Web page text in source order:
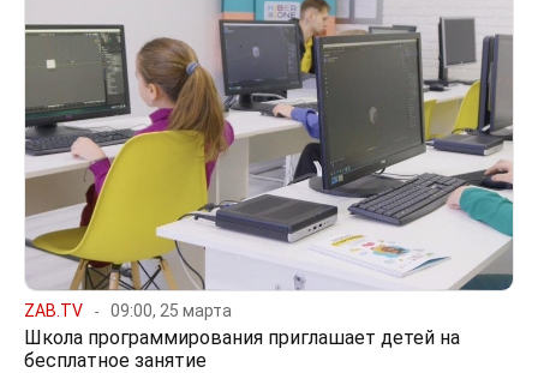
ZAB.TV 09:00, 25 марта
Школа программирования приглашает детей на
бесплатное занятие